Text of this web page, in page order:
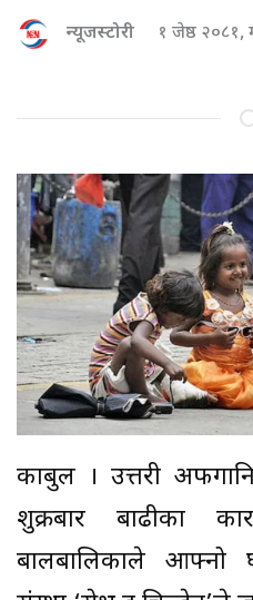
न्यूजस्टोरी १ जेष्ठ २०८१,
काबुल । उत्तरी
शुक्रबार बाढीका
बालबालिकाले आफ्नो